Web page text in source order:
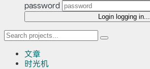
password
Login logging in...
文章
时光机